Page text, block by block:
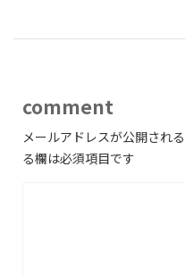
comment
メールアドレスが公開され
る欄は必須項目です